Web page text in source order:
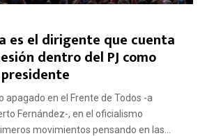
es el dirigente que cuenta
dentro del PJ como
apagado en el Frente de Todos -a
Fernández-, en el oficialismo
movimientos pensando en las...